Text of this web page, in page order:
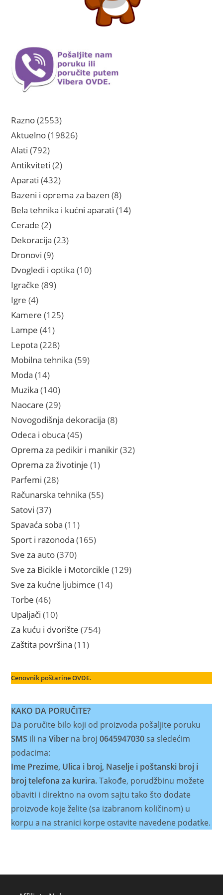
Razno 25532553
proizvoda
Aktuelno 1982619826
Alati 792792
proizvoda
Antikviteti 22
proizvoda
Aparati 432432
proizvoda
Bazeni i oprema za bazen 88
proizvoda
Bela tehnika i kućni aparati 1414
Cerade 22
proizvoda
Dekoracija 2323
Dronovi 99
proizvoda
Dvogledi i optika 1010
Igračke 8989
Igre 44
proizvoda
Kamere 125125
Lampe 4141
proizvod
Lepota 228228
proizvoda
Mobilna tehnika 5959
Moda 1414
proizvoda
Muzika 140140
proizvoda
Naocare 2929
proizvoda
Novogodišnja dekoracija 88
Odeca i obuca 4545
proizvoda
Oprema za pedikir i manikir 3232
Oprema za životinje 11
Parfemi 2828
proizvoda
Računarska tehnika 5555
Satovi 3737
proizvoda
Spavaća soba 1111
proizvoda
Sport i razonoda 165165
Sve za auto 370370
proizvoda
Sve za Bicikle i Motorcikle 129129
Sve za kućne ljubimce 1414
Torbe 4646
proizvoda
Upaljači 1010
proizvoda
Za kuću i dvorište 754754
Zaštita površina 1111
Cenovnik poštarine OVDE.
KAKO DA PORUČITE?
Da poručite bilo koji od proizvoda pošaljite poruku
SMS ili naViber na broj0645947030sa sledećim
podacima:
Ime Prezime, Ulica i broj, Naselje i poštanski broj i
broj telefona za kurira.Takođe, porudžbinu možete
obaviti i direktno na ovom sajtu tako što dodate
proizvode koje želite (sa izabranom količinom) u
korpu a na stranici korpe ostavite navedene podatke.